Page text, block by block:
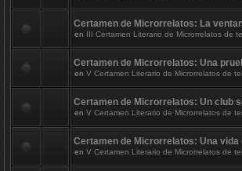
Certamen de Microrrelatos: La
en III Certamen Literario de Microrrelatos de
Certamen de Microrrelatos: Una
en V Certamen Literario de Microrrelatos de
Certamen de Microrrelatos: Un club
en V Certamen Literario de Microrrelatos de
Certamen de Microrrelatos: Una vida
en V Certamen Literario de Microrrelatos de